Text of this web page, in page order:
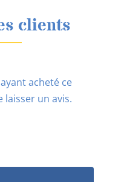
clients
acheté ce
un avis.